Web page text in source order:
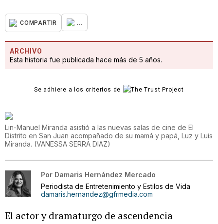
COMPARTIR ...
ARCHIVO
Esta historia fue publicada hace más de 5 años.
Se adhiere a los criterios de
Lin-Manuel Miranda asistió a las nuevas salas de cine de El
Distrito en San Juan acompañado de su mamá y papá, Luz y Luis
Miranda. (VANESSA SERRA DIAZ)
Por Damaris Hernández Mercado
Periodista de Entretenimiento y Estilos de Vida
damaris.hernandez@gfrmedia.com
El actor y dramaturgo de ascendencia